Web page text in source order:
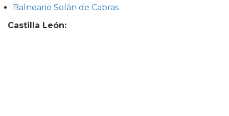
Balneario Solán de Cabras
Castilla León: